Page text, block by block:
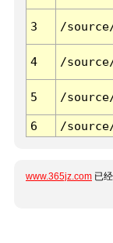
3 /
4 /
5 /
6 /
www.365jz.com 已